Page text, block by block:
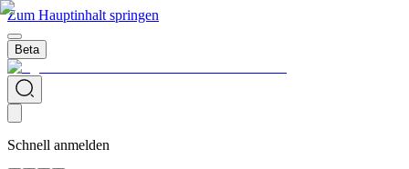
Zum Hauptinhalt springen
Beta
Schnell anmelden